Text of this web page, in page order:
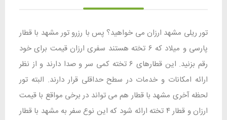
تور ریلی مشهد ارزان می خواهید؟ پس با رزرو تور مشهد با قطار
پارسی و میلاد که ۶ تخته هستند سفری ارزان قیمت برای خود
رقم بزنید. این قطارهای ۶ تخته کمی سر و صدا دارند و از نظر
ارائه امکانات و خدمات در سطح حداقلی قرار دارند. البته تور
لحظه آخری مشهد با قطار هم می تواند در برخی مواقع با قیمت
ارزان و قطار ۴ تخته ارائه شود که این نوع سفر به مشهد با قطار